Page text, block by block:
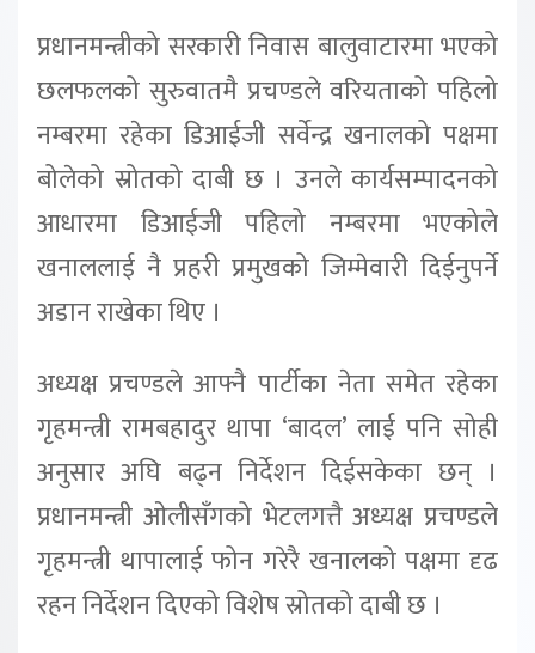
प्रधानमन्त्रीको सरकारी निवास बालुवाटारमा भएको
छलफलको सुरुवातमै प्रचण्डले वरियताको पहिलो
नम्बरमा रहेका डिआईजी सर्वेन्द्र खनालको पक्षमा
बोलेको स्रोतको दाबी छ । उनले कार्यसम्पादनको
आधारमा डिआईजी पहिलो नम्बरमा भएकोले
खनाललाई नै प्रहरी प्रमुखको जिम्मेवारी दिईनुपर्ने
अडान राखेका थिए ।
अध्यक्ष प्रचण्डले आफ्नै पार्टीका नेता समेत रहेका
गृहमन्त्री रामबहादुर थापा ‘बादल’ लाई पनि सोही
अनुसार अघि बढ्न निर्देशन दिईसकेका छन् ।
प्रधानमन्त्री ओलीसँगको भेटलगत्तै अध्यक्ष प्रचण्डले
गृहमन्त्री थापालाई फोन गरेरै खनालको पक्षमा दृढ
रहन निर्देशन दिएको विशेष स्रोतको दाबी छ ।